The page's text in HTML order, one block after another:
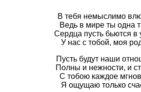
В тебя немыслимо
Ведь в мире ты одна
Сердца пусть бьются в
У нас с тобой, моя
Пусть будут наши
Полны и нежности, и
С тобою каждое
Я ощущаю только